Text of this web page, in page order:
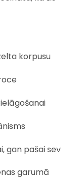
korpusu
gan pašai sev
garumā